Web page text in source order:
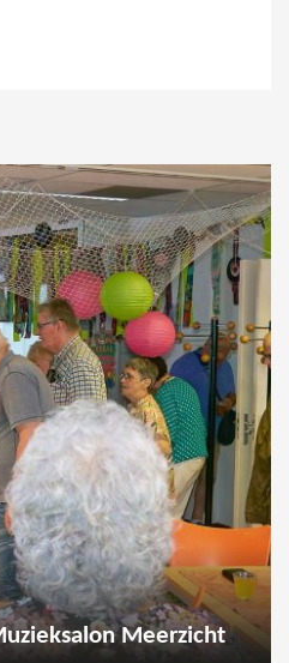
Meerzicht